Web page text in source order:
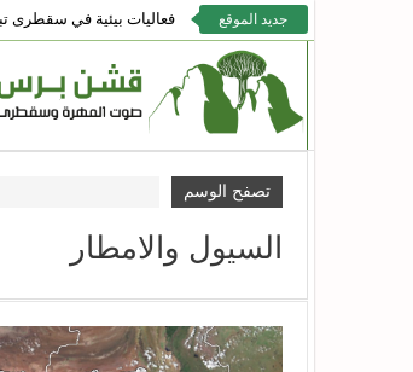
جديد الموقع فعاليات بيئية في سقطرى
تصفح الوسم
السيول والامطار